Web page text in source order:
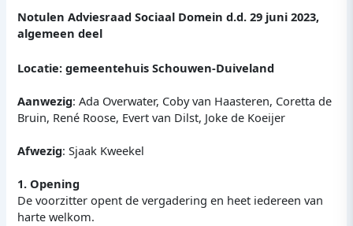
Notulen Adviesraad Sociaal Domein d.d. 29 juni 2023,
algemeen deel
Locatie: gemeentehuis Schouwen-Duiveland
Aanwezig: Ada Overwater, Coby van Haasteren, Coretta de
Bruin, René Roose, Evert van Dilst, Joke de Koeijer
Afwezig: Sjaak Kweekel
1. Opening
De voorzitter opent de vergadering en heet iedereen van
harte welkom.